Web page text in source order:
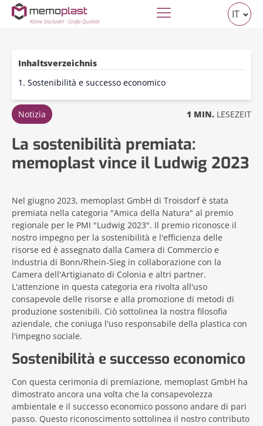
IT
Inhaltsverzeichnis
1. Sostenibilità e successo economico
Notizia 1 MIN. LESEZEIT
La sostenibilità premiata:
memoplast vince il Ludwig 2023
Nel giugno 2023, memoplast GmbH di Troisdorf è stata
premiata nella categoria "Amica della Natura" al premio
regionale per le PMI "Ludwig 2023". Il premio riconosce il
nostro impegno per la sostenibilità e l'efficienza delle
risorse ed è assegnato dalla Camera di Commercio e
Industria di Bonn/Rhein-Sieg in collaborazione con la
Camera dell'Artigianato di Colonia e altri partner.
L'attenzione in questa categoria era rivolta all'uso
consapevole delle risorse e alla promozione di metodi di
produzione sostenibili. Ciò sottolinea la nostra filosofia
aziendale, che coniuga l'uso responsabile della plastica con
l'impegno sociale.
Sostenibilità e successo economico
Con questa cerimonia di premiazione, memoplast GmbH ha
dimostrato ancora una volta che la consapevolezza
ambientale e il successo economico possono andare di pari
passo. Questo riconoscimento sottolinea il nostro contributo